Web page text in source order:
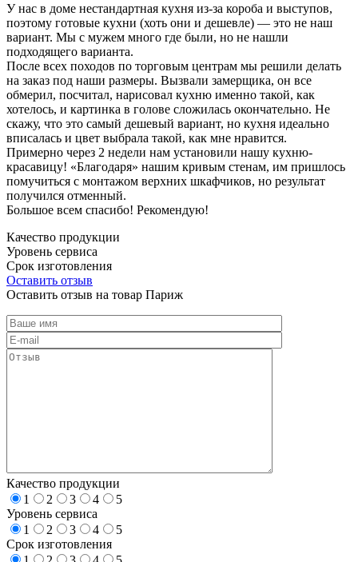
У нас в доме нестандартная кухня из-за короба и выступов,
поэтому готовые кухни (хоть они и дешевле) — это не наш
вариант. Мы с мужем много где были, но не нашли
подходящего варианта.
После всех походов по торговым центрам мы решили делать
на заказ под наши размеры. Вызвали замерщика, он все
обмерил, посчитал, нарисовал кухню именно такой, как
хотелось, и картинка в голове сложилась окончательно. Не
скажу, что это самый дешевый вариант, но кухня идеально
вписалась и цвет выбрала такой, как мне нравится.
Примерно через 2 недели нам установили нашу кухню-
красавицу! «Благодаря» нашим кривым стенам, им пришлось
помучиться с монтажом верхних шкафчиков, но результат
получился отменный.
Большое всем спасибо! Рекомендую!
Качество продукции
Уровень сервиса
Срок изготовления
Оставить отзыв
Оставить отзыв на товар Париж
Качество продукции
1
2 3 4
5
Уровень сервиса
1
2 3 4
5
Срок изготовления